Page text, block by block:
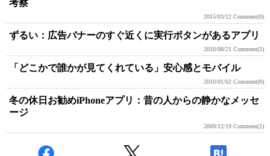
考察
2015/03/12 Comment(0)
ずるい：広告バナーのすぐ近くに実行ボタンがあるアプリ
2010/08/21 Comment(2)
「どこかで誰かが見てくれている」安心感とモバイル
2010/01/02 Comment(0)
冬の休日お勧めiPhoneアプリ：昔の人からの静かなメッセ
ージ
2009/12/19 Comment(2)